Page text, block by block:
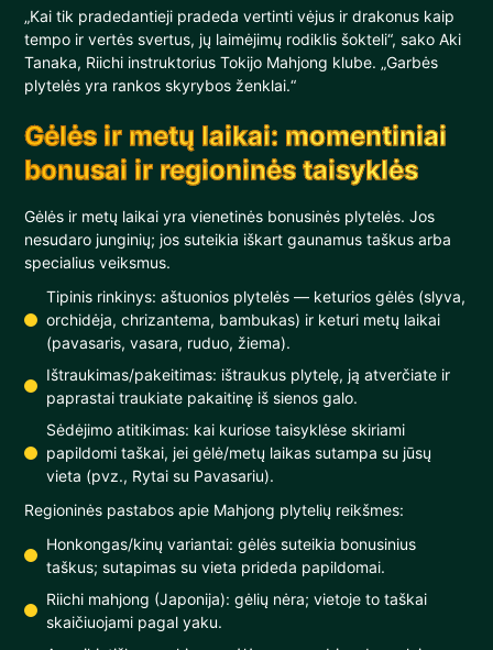
„Kai tik pradedantieji pradeda vertinti vėjus ir drakonus kaip
tempo ir vertės svertus, jų laimėjimų rodiklis šokteli“, sako Aki
Tanaka, Riichi instruktorius Tokijo Mahjong klube. „Garbės
plytelės yra rankos skyrybos ženklai.“
Gėlės ir metų laikai: momentiniai
bonusai ir regioninės taisyklės
Gėlės ir metų laikai yra vienetinės bonusinės plytelės. Jos
nesudaro junginių; jos suteikia iškart gaunamus taškus arba
specialius veiksmus.
Tipinis rinkinys: aštuonios plytelės — keturios gėlės (slyva,
orchidėja, chrizantema, bambukas) ir keturi metų laikai
(pavasaris, vasara, ruduo, žiema).
Ištraukimas/pakeitimas: ištraukus plytelę, ją atverčiate ir
paprastai traukiate pakaitinę iš sienos galo.
Sėdėjimo atitikimas: kai kuriose taisyklėse skiriami
papildomi taškai, jei gėlė/metų laikas sutampa su jūsų
vieta (pvz., Rytai su Pavasariu).
Regioninės pastabos apie Mahjong plytelių reikšmes:
Honkongas/kinų variantai: gėlės suteikia bonusinius
taškus; sutapimas su vieta prideda papildomai.
Riichi mahjong (Japonija): gėlių nėra; vietoje to taškai
skaičiuojami pagal yaku.